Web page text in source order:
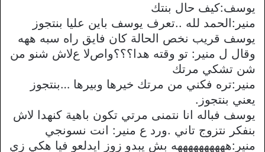
يوسف:كيف حال بنتك
منير:الحمد لله ..تعرف يوسف باين عليا بنتجوز
يوسف قريب نخص الحالة كان فايق راه سبه ههه
وقال ل منير: تو وقته هدا؟؟؟واصﻻ عﻻش شنو من
شن تشكي مرتك
منير:تره فكني من مرتك خيرها وبيرها …بنتجوز
يعني بنتجوز.
يوسف فباله انا نتمنى مرتي تكون باهية كنهدا ﻻش
بنفكر نتزوج تاني .ورد ع منير: انت نسونجي
منير:ههههههههههه بش يبدو زوز ايدلعو فيا هكي زي